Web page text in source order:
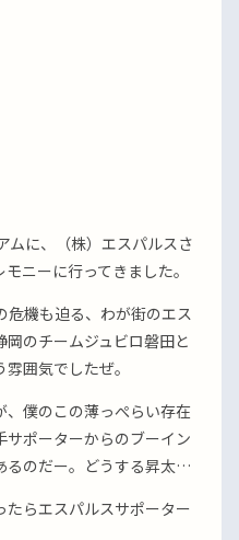
に、（株）エスパルスさ
ニーに行ってきました。
機も迫る、わが街のエス
のチームジュビロ磐田と
囲気でしたぜ。
僕のこの薄っぺらい存在
ポーターからのブーイン
るのだー。どうする昇太…
らエスパルスサポーター